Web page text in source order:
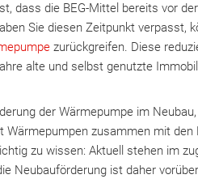
dass die BEG-Mittel bereits vor
Sie diesen Zeitpunkt verpasst,
zurückgreifen. Diese
alte und selbst genutzte
der Wärmepumpe im
Wärmepumpen zusammen mit
zu wissen: Aktuell stehen im
Neubauförderung ist daher